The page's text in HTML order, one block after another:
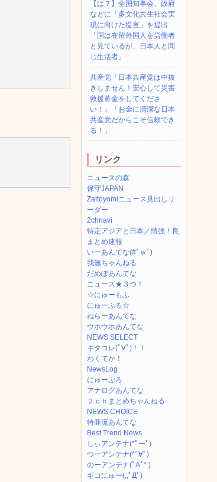
【は？】全国知事会、政府
などに「多文化共生社会実
現に向けた提言」を提出
「国は在留外国人を労働者
と見ているが、日本人と同
じ生活者」
共産党「日本共産党は中抜
きしません！安心して災害
救援募金をしてくださ
い！」「お金に清潔な日本
共産党だからこそ信頼でき
る！」
リンク
ニュースの森
保守JAPAN
Zattoyomiニュース見出しリ
ーダー
2chnavi
特定アジアと日本／情強！良
まとめ速報
いーあんてな(#ﾟｗﾟ)
我無ちゃんねる
だめぽあんてな
ニュース★３つ！
☆にゅーもふ
にゅーぷる☆
ねらーあんてな
ウホウホあんてな
NEWS SELECT
キタコレ(ﾟ∀ﾟ)！！
わくてか！
NewsLog
にゅーぷろ
アナログあんてな
２ｃｈまとめちゃんねる
NEWS CHOICE
特亜流あんてな
Best Trend News
しぃアンテナ(*ﾟーﾟ)
つーアンテナ(*ﾟ∀ﾟ)
のーアンテナ(ﾟAﾟ* )
ギコにゅー(,,ﾟДﾟ)